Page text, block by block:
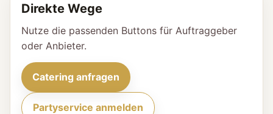
Direkte Wege
Nutze die passenden Buttons für Auftraggeber
oder Anbieter.
Catering anfragen
Partyservice anmelden